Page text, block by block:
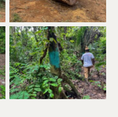
Aucune légende